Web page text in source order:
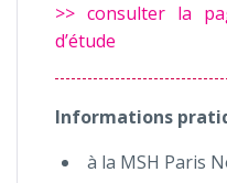
>> consulter la
d’étude
Informations
à la MSH Paris